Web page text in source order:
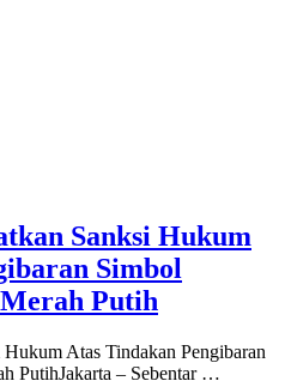
Sanksi Hukum
Simbol
Putih
Atas Tindakan Pengibaran
PutihJakarta – Sebentar …